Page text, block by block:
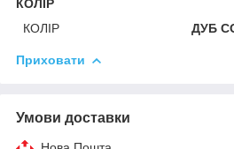
КОЛІР
КОЛІР
ДУБ
Приховати
Умови доставки